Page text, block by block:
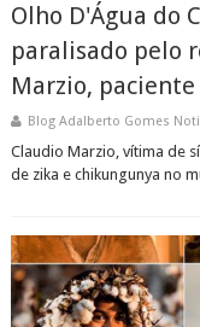
Olho D'Água do
paralisado pelo
Marzio,
Blog Adalberto Gomes
Claudio Marzio, vítima de
de zika e chikungunya no